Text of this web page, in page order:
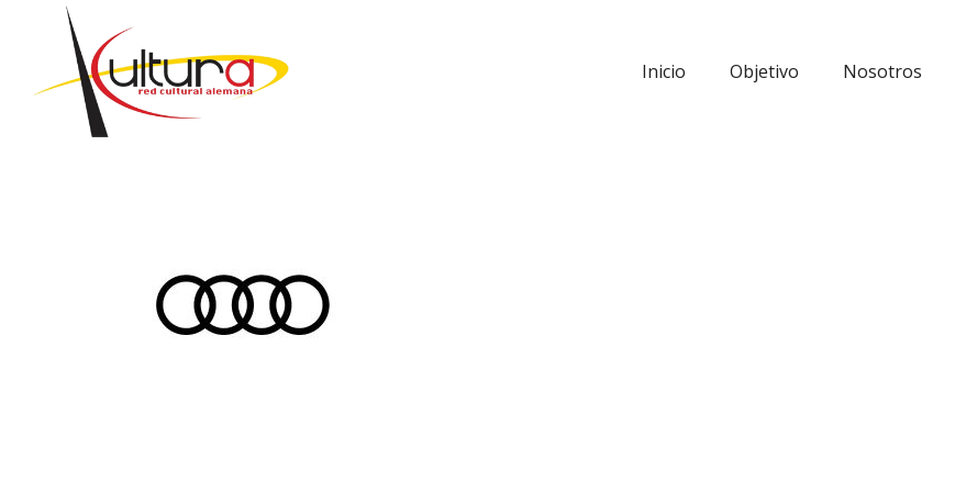
Inicio Objetivo Nosotros